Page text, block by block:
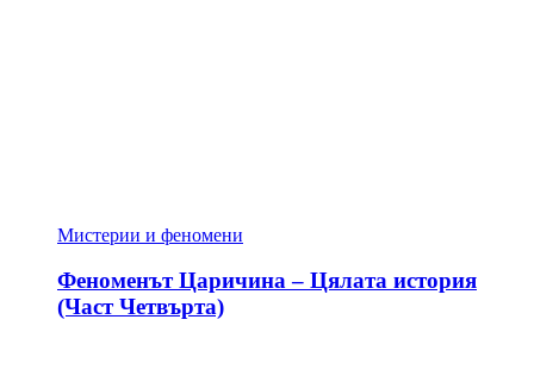
Мистерии и феномени
Феноменът Царичина – Цялата история
(Част Четвърта)